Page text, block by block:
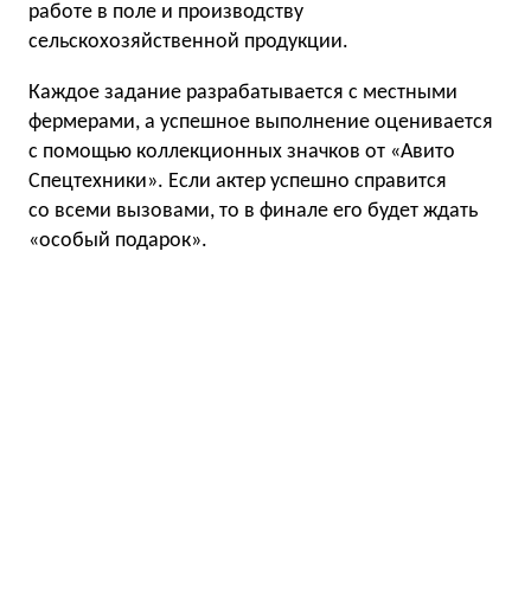
работе в поле и производству
сельскохозяйственной продукции.
Каждое задание разрабатывается с местными
фермерами, а успешное выполнение оценивается
с помощью коллекционных значков от «Авито
Спецтехники». Если актер успешно справится
со всеми вызовами, то в финале его будет ждать
«особый подарок».